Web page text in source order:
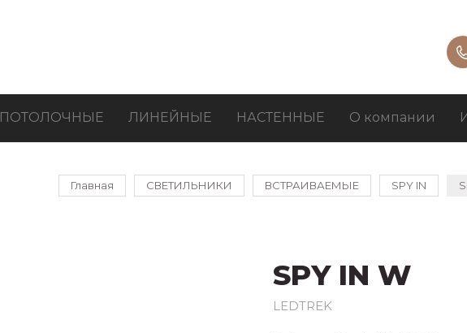
ПОТОЛОЧНЫЕ ЛИНЕЙНЫЕ НАСТЕННЫЕ О компании
Главная СВЕТИЛЬНИКИ ВСТРАИВАЕМЫЕ SPY IN
SPY IN W
LEDTREK